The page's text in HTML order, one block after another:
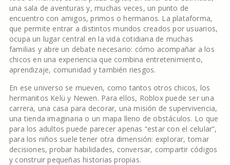
una sala de aventuras y, muchas veces, un punto de
encuentro con amigos, primos o hermanos. La plataforma,
que permite entrar a distintos mundos creados por usuarios,
ocupa un lugar central en la vida cotidiana de muchas
familias y abre un debate necesario: cómo acompañar a los
chicos en una experiencia que combina entretenimiento,
aprendizaje, comunidad y también riesgos.
En ese universo se mueven, como tantos otros chicos, los
hermanitos Kelü y Newen. Para ellos, Roblox puede ser una
carrera, una casa para decorar, una misión de supervivencia,
una tienda imaginaria o un mapa lleno de obstáculos. Lo que
para los adultos puede parecer apenas “estar con el celular”,
para los niños suele tener otra dimensión: explorar, tomar
decisiones, probar habilidades, conversar, compartir códigos
y construir pequeñas historias propias.